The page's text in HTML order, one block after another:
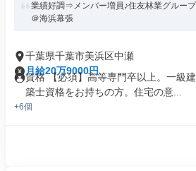
業績好調⇒メンバー増員♪住友林業グルー
＠海浜幕張
千葉県千葉市美浜区中瀬
月給20万9000円
資格 【必須】高等専門卒以上。一級
築士資格をお持ちの方。住宅の意...
+6個